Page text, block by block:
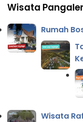
Wisata
Rumah
Wisata